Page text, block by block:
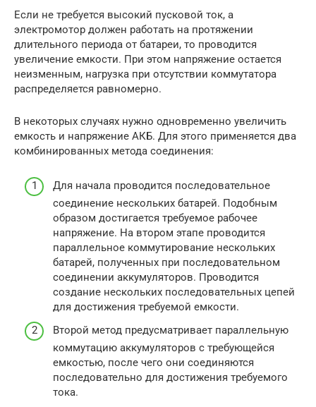
Если не требуется высокий пусковой ток, а
электромотор должен работать на протяжении
длительного периода от батареи, то проводится
увеличение емкости. При этом напряжение остается
неизменным, нагрузка при отсутствии коммутатора
распределяется равномерно.
В некоторых случаях нужно одновременно увеличить
емкость и напряжение АКБ. Для этого применяется два
комбинированных метода соединения:
Для начала проводится последовательное
соединение нескольких батарей. Подобным
образом достигается требуемое рабочее
напряжение. На втором этапе проводится
параллельное коммутирование нескольких
батарей, полученных при последовательном
соединении аккумуляторов. Проводится
создание нескольких последовательных цепей
для достижения требуемой емкости.
Второй метод предусматривает параллельную
коммутацию аккумуляторов с требующейся
емкостью, после чего они соединяются
последовательно для достижения требуемого
тока.